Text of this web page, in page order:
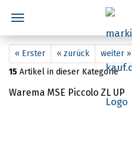
« Erster « zurück weiter »
15 Artikel in dieser Kategorie
Warema MSE Piccolo ZL UP